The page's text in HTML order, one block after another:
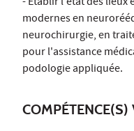
modernes en
neurochirurgie, en
pour l'assistance
podologie appliquée.
COMPÉTENCE(S)